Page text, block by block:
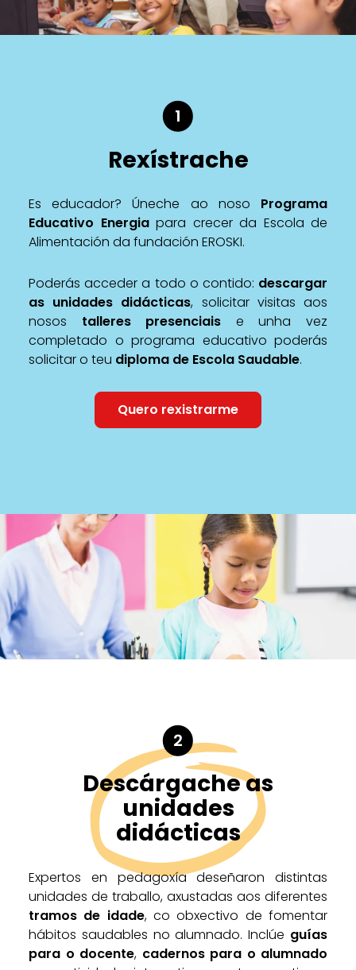
1
Rexístrache
Es educador? Úneche ao noso Programa
Educativo Energiapara crecer da Escola de
Alimentación da fundación EROSKI.
Poderás acceder a todo o contido: descargar
as unidades didácticas, solicitar visitas aos
nosos talleres presenciais e unha vez
completado o programa educativo poderás
solicitar o teu diploma de Escola Saudable.
Quero rexistrarme
2
Descárgache as
unidades
didácticas
Expertos en pedagoxía deseñaron distintas
unidades de traballo, axustadas aos diferentes
tramos de idade, co obxectivo de fomentar
hábitos saudables no alumnado. Inclúe guías
para o docente, cadernos para o alumnado